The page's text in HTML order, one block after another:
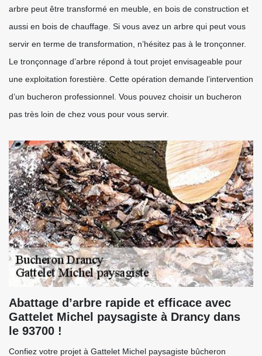
arbre peut être transformé en meuble, en bois de construction et
aussi en bois de chauffage. Si vous avez un arbre qui peut vous
servir en terme de transformation, n’hésitez pas à le tronçonner.
Le tronçonnage d’arbre répond à tout projet envisageable pour
une exploitation forestière. Cette opération demande l’intervention
d’un bucheron professionnel. Vous pouvez choisir un bucheron
pas très loin de chez vous pour vous servir.
Abattage d’arbre rapide et efficace avec
Gattelet Michel paysagiste à Drancy dans
le 93700 !
Confiez votre projet à Gattelet Michel paysagiste bûcheron